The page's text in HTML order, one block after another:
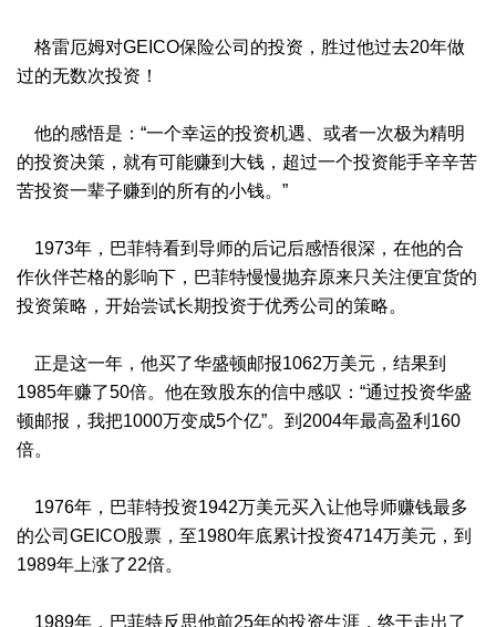
格雷厄姆对GEICO保险公司的投资，胜过他过去20年做
过的无数次投资！
他的感悟是：“一个幸运的投资机遇、或者一次极为精明
的投资决策，就有可能赚到大钱，超过一个投资能手辛辛苦
苦投资一辈子赚到的所有的小钱。”
1973年，巴菲特看到导师的后记后感悟很深，在他的合
作伙伴芒格的影响下，巴菲特慢慢抛弃原来只关注便宜货的
投资策略，开始尝试长期投资于优秀公司的策略。
正是这一年，他买了华盛顿邮报1062万美元，结果到
1985年赚了50倍。他在致股东的信中感叹：“通过投资华盛
顿邮报，我把1000万变成5个亿”。到2004年最高盈利160
倍。
1976年，巴菲特投资1942万美元买入让他导师赚钱最多
的公司GEICO股票，至1980年底累计投资4714万美元，到
1989年上涨了22倍。
1989年，巴菲特反思他前25年的投资生涯，终于走出了